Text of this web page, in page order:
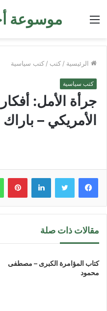
موسوعة القائمة
الرئيسية / كتب / كتب سياسية
كتب سياسية
جرأة الأمل:
الأمريكي – باراك
لينكدإن
مقالات ذات صلة
كتاب المؤامرة الكبرى – مصطفى
محمود